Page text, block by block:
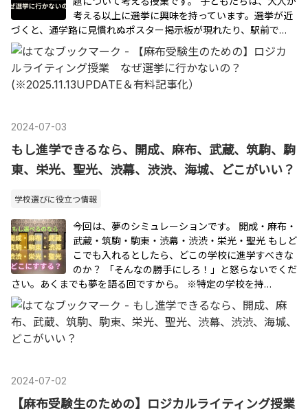
考える以上に選挙に興味を持っています。選挙が近
づくと、通学路に見慣れぬポスター掲示板が現れたり、駅前で…
2024-07-03
もし進学できるなら、開成、麻布、武蔵、筑駒、駒
東、栄光、聖光、渋幕、渋渋、海城、どこがいい？
学校選びに役立つ情報
今回は、夢のシミュレーションです。 開成・麻布・
武蔵・筑駒・駒東・渋幕・渋渋・栄光・聖光 もしど
こでも入れるとしたら、どこの学校に進学すべきな
のか？ 「そんなの勝手にしろ！」と怒らないでくだ
さい。あくまでも夢を語る回ですから。 ※特定の学校を持…
2024-07-02
【麻布受験生のための】ロジカルライティング授業